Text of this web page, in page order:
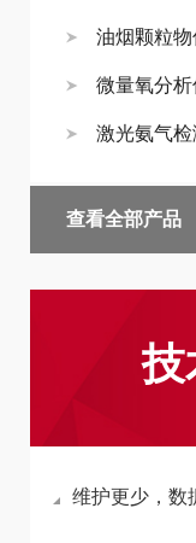
油烟颗粒物
微量氧分析
激光氨气检
查看全部产品
技
维护更少，数据更